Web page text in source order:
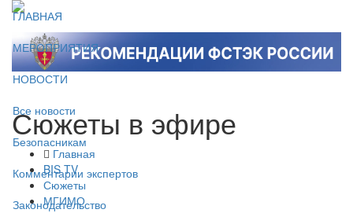
ГЛАВНАЯ
МЕРОПРИЯТИЯ
НОВОСТИ
Все новости
Безопасникам
Комментарии экспертов
Законодательство
Сюжеты в эфире
Главная
BIS TV
Сюжеты
МГИМО